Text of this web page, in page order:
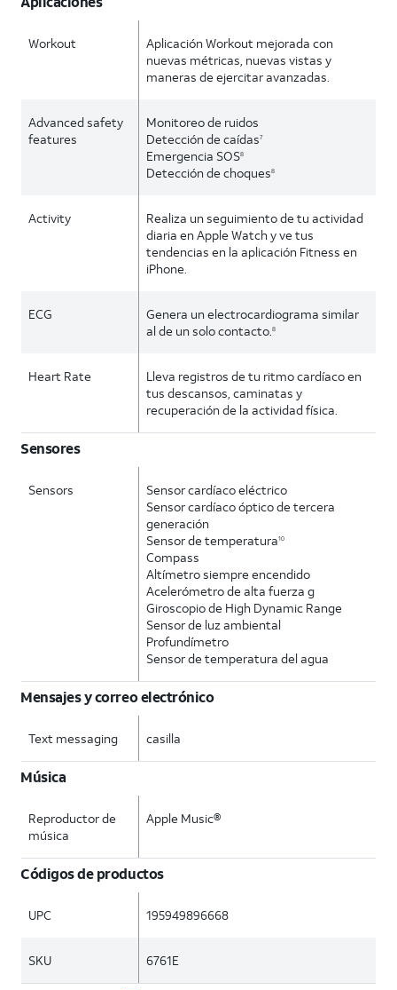
Workout
Aplicación Workout mejorada con
nuevas métricas, nuevas vistas y
maneras de ejercitar avanzadas.
Advanced safety
features
Monitoreo de ruidos
Detección de caídas7
Emergencia SOS8
Detección de choques8
Activity
Realiza un seguimiento de tu actividad
diaria en Apple Watch y ve tus
tendencias en la aplicación Fitness en
iPhone.
ECG
Genera un electrocardiograma similar
al de un solo contacto.8
Heart Rate
Lleva registros de tu ritmo cardíaco en
tus descansos, caminatas y
recuperación de la actividad física.
Sensores
Sensors
Sensor cardíaco eléctrico
Sensor cardíaco óptico de tercera
generación
Sensor de temperatura10
Compass
Altímetro siempre encendido
Acelerómetro de alta fuerza g
Giroscopio de High Dynamic Range
Sensor de luz ambiental
Profundímetro
Sensor de temperatura del agua
Mensajes y correo electrónico
Text messaging casilla
Música
Reproductor de
música
Apple Music®
Códigos de productos
UPC 195949896668
SKU 6761E